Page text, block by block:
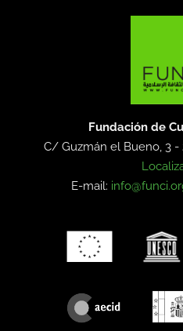
Fundación de
C/ Guzmán el Bueno, 3
E-mail: